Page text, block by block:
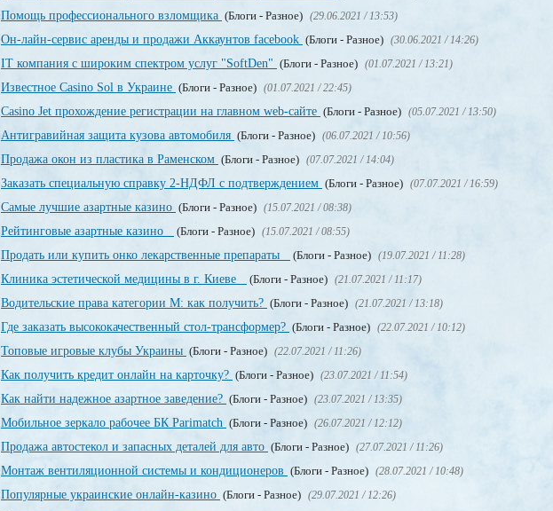
Помощь профессионального взломщика (Блоги - Разное) (29.06.2021 / 13:53)
Он-лайн-сервис аренды и продажи Аккаунтов facebook (Блоги - Разное) (30.06.2021 / 14:26)
IT компания с широким спектром услуг "SoftDen" (Блоги - Разное) (01.07.2021 / 13:21)
Известное Casino Sol в Украине (Блоги - Разное) (01.07.2021 / 22:45)
Сasino Jet прохождение регистрации на главном web-сайте (Блоги - Разное) (05.07.2021 / 13:50)
Антигравийная защита кузова автомобиля (Блоги - Разное) (06.07.2021 / 10:56)
Продажа окон из пластика в Раменском (Блоги - Разное) (07.07.2021 / 14:04)
Заказать специальную справку 2-НДФЛ с подтверждением (Блоги - Разное) (07.07.2021 / 16:59)
Самые лучшие азартные казино (Блоги - Разное) (15.07.2021 / 08:38)
Рейтинговые азартные казино (Блоги - Разное) (15.07.2021 / 08:55)
Продать или купить онко лекарственные препараты (Блоги - Разное) (19.07.2021 / 11:28)
Клиника эстетической медицины в г. Киеве (Блоги - Разное) (21.07.2021 / 11:17)
Водительские права категории М: как получить? (Блоги - Разное) (21.07.2021 / 13:18)
Где заказать высококачественный стол-трансформер? (Блоги - Разное) (22.07.2021 / 10:12)
Топовые игровые клубы Украины (Блоги - Разное) (22.07.2021 / 11:26)
Как получить кредит онлайн на карточку? (Блоги - Разное) (23.07.2021 / 11:54)
Как найти надежное азартное заведение? (Блоги - Разное) (23.07.2021 / 13:35)
Мобильное зеркало рабочее БК Parimatch (Блоги - Разное) (26.07.2021 / 12:12)
Продажа автостекол и запасных деталей для авто (Блоги - Разное) (27.07.2021 / 11:26)
Монтаж вентиляционной системы и кондиционеров (Блоги - Разное) (28.07.2021 / 10:48)
Популярные украинские онлайн-казино (Блоги - Разное) (29.07.2021 / 12:26)